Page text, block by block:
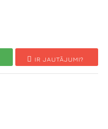
IR JAUTĀJUMI?